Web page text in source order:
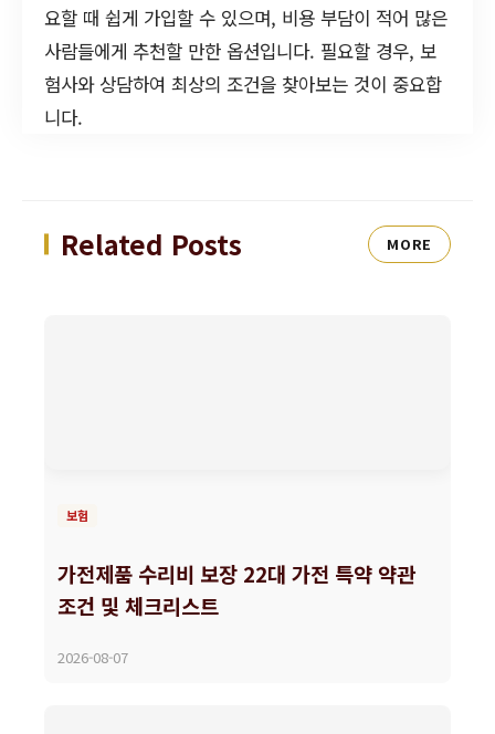
요할 때 쉽게 가입할 수 있으며, 비용 부담이 적어 많은
사람들에게 추천할 만한 옵션입니다. 필요할 경우, 보
험사와 상담하여 최상의 조건을 찾아보는 것이 중요합
니다.
Related Posts MORE
보험
가전제품 수리비 보장 22대 가전 특약 약관
조건 및 체크리스트
2026-08-07